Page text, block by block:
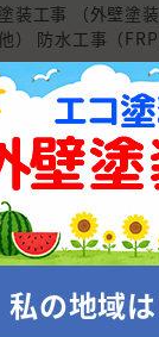
装工事 （外壁塗
） 防水工事（
わせ 相
私の地域